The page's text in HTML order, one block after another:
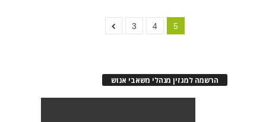
3 4 5
הרשמה למגזין מנהלי משאבי אנוש